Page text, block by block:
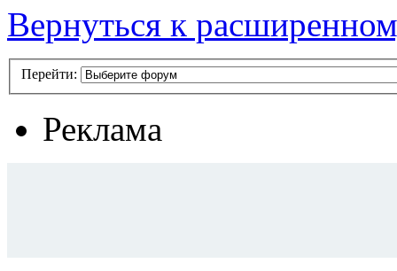
Вернуться к
Перейти:
Реклама